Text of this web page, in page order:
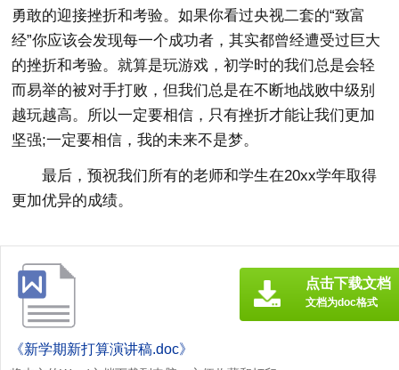
勇敢的迎接挫折和考验。如果你看过央视二套的“致富
经”你应该会发现每一个成功者，其实都曾经遭受过巨大
的挫折和考验。就算是玩游戏，初学时的我们总是会轻
而易举的被对手打败，但我们总是在不断地战败中级别
越玩越高。所以一定要相信，只有挫折才能让我们更加
坚强;一定要相信，我的未来不是梦。
最后，预祝我们所有的老师和学生在20xx学年取得
更加优异的成绩。
《新学期新打算演讲稿.doc》
点击下载文档
文档为doc格式